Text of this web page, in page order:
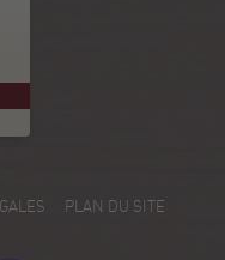
clients pour
100
%
sur
PLAN DU SITE